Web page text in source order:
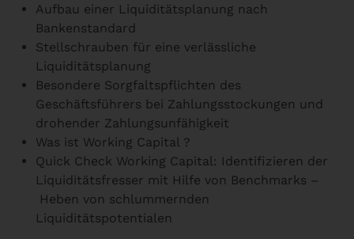
Aufbau einer Liquiditätsplanung nach
Bankenstandard
Stellschrauben für eine verlässliche
Liquiditätsplanung
Besondere Sorgfaltspflichten des
Geschäftsführers bei Zahlungsstockungen und
drohender Zahlungsunfähigkeit
Was ist Working Capital ?
Quick Check Working Capital: Identifizieren der
Liquiditätsfresser mit Hilfe von Benchmarks –
Heben von schlummernden
Liquiditätspotentialen